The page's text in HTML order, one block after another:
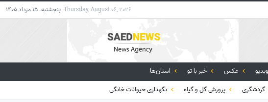
Thursday, August 06, 2026 پنجشنبه، 15 مرداد 1405
ویدیو عکس خبر با تو
استان‌ها
گردشگری پرورش گل و گیاه نگهداری حیوانات خانگی